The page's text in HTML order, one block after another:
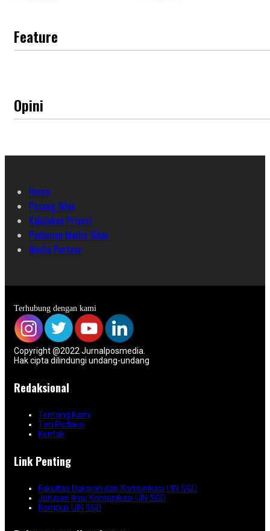
Feature
Opini
Home
Pasang Iklan
Kebijakan Privasi
Pedoman Media Siber
Media Partner
Terhubung dengan kami
Copyright @2022 Jurnalposmedia.
Hak cipta dilindungi undang-undang
Redaksional
Tentang Kami
Tim Redaksi
Kontak
Link Penting
Fakultas Dakwah dan Komunikasi UIN SGD
Jurusan Ilmu Komunikasi UIN SGD
Kampus UIN SGD